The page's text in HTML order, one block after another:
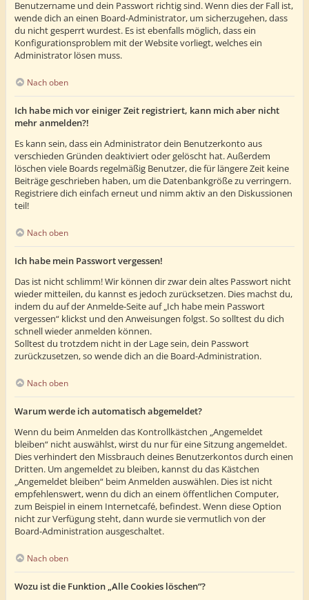
Benutzername und dein Passwort richtig sind. Wenn dies der Fall ist,
wende dich an einen Board-Administrator, um sicherzugehen, dass
du nicht gesperrt wurdest. Es ist ebenfalls möglich, dass ein
Konfigurationsproblem mit der Website vorliegt, welches ein
Administrator lösen muss.
Nach oben
Ich habe mich vor einiger Zeit registriert, kann mich aber nicht
mehr anmelden?!
Es kann sein, dass ein Administrator dein Benutzerkonto aus
verschieden Gründen deaktiviert oder gelöscht hat. Außerdem
löschen viele Boards regelmäßig Benutzer, die für längere Zeit keine
Beiträge geschrieben haben, um die Datenbankgröße zu verringern.
Registriere dich einfach erneut und nimm aktiv an den Diskussionen
teil!
Nach oben
Ich habe mein Passwort vergessen!
Das ist nicht schlimm! Wir können dir zwar dein altes Passwort nicht
wieder mitteilen, du kannst es jedoch zurücksetzen. Dies machst du,
indem du auf der Anmelde-Seite auf „Ich habe mein Passwort
vergessen“ klickst und den Anweisungen folgst. So solltest du dich
schnell wieder anmelden können.
Solltest du trotzdem nicht in der Lage sein, dein Passwort
zurückzusetzen, so wende dich an die Board-Administration.
Nach oben
Warum werde ich automatisch abgemeldet?
Wenn du beim Anmelden das Kontrollkästchen „Angemeldet
bleiben“ nicht auswählst, wirst du nur für eine Sitzung angemeldet.
Dies verhindert den Missbrauch deines Benutzerkontos durch einen
Dritten. Um angemeldet zu bleiben, kannst du das Kästchen
„Angemeldet bleiben“ beim Anmelden auswählen. Dies ist nicht
empfehlenswert, wenn du dich an einem öffentlichen Computer,
zum Beispiel in einem Internetcafé, befindest. Wenn diese Option
nicht zur Verfügung steht, dann wurde sie vermutlich von der
Board-Administration ausgeschaltet.
Nach oben
Wozu ist die Funktion „Alle Cookies löschen“?